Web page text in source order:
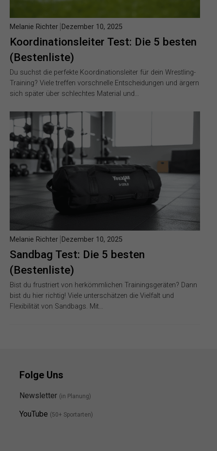
Koordinationsleiter Test: Die 5 besten
(Bestenliste)
Melanie Richter Dezember 10, 2025
Du suchst die perfekte Koordinationsleiter für dein Wrestling-
Training? Viele treffen vorschnelle Entscheidungen und ärgern
sich später über schlechtes Material und…
Sandbag Test: Die 5 besten
(Bestenliste)
Melanie Richter Dezember 10, 2025
Bist du frustriert von herkömmlichen Trainingsgeräten? Dann
bist du hier richtig! Viele unterschätzen die Vielfalt und
Flexibilität von Sandbags. Mit…
Folge Uns
Newsletter (in Planung)
YouTube (50+ Sportarten)